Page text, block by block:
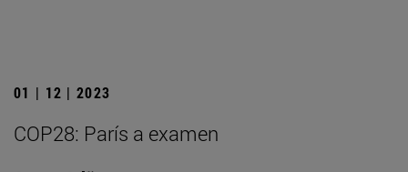
01 | 12 | 2023
COP28: París a examen